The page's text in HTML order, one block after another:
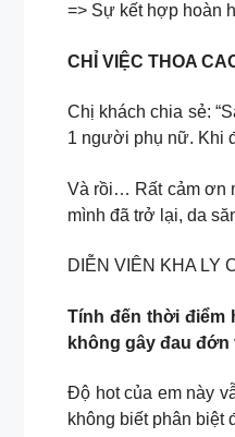
=> Sự kết hợp hoàn
CHỈ VIỆC THOA
Chị khách chia sẻ:
1 người phụ nữ. Khi
Và rồi… Rất cảm ơn
mình đã trở lại, da
DIỄN VIÊN KHA LY
Tính đến thời điểm
không gây đau
Độ hot của em này
không biết phân biệt